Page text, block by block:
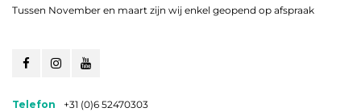
Tussen November en maart zijn wij enkel geopend op afspraak
Telefon
+31 (0)6 52470303